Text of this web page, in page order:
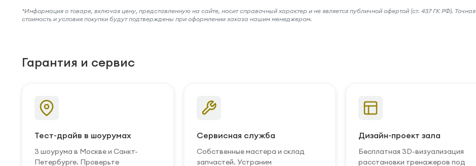
*Информация о товаре, включая цену, представленную на сайте, носит справочный характер и не является публичной офертой (ст. 437 ГК РФ). Точная
стоимость и условия покупки будут подтверждены при оформлении заказа нашим менеджером.
Гарантия и сервис
Тест-драйв в шоурумах
3 шоурума в Москве и Санкт-
Петербурге. Проверьте
Сервисная служба
Собственные мастера и склад
запчастей. Устраним
Дизайн-проект зала
Бесплатная 3D-визуализация
расстановки тренажеров под